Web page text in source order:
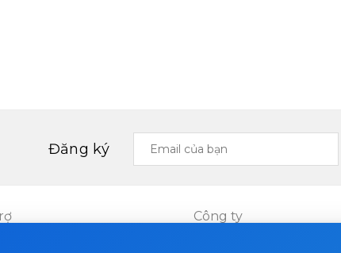
Đăng ký
Email
của
Công ty